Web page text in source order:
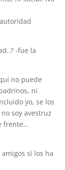
-fue la
no puede
ni
yo, se los
soy avestruz
frente…
sí los ha